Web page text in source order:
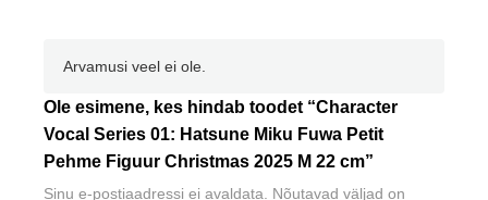
Arvamusi veel ei ole.
Ole esimene, kes hindab toodet “Character
Vocal Series 01: Hatsune Miku Fuwa Petit
Pehme Figuur Christmas 2025 M 22 cm”
Sinu e-postiaadressi ei avaldata.
Nõutavad väljad on